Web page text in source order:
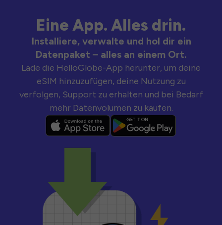
Eine App. Alles drin.
Installiere, verwalte und hol dir ein
Datenpaket – alles an einem Ort.
Lade die HelloGlobe-App herunter, um deine
eSIM hinzuzufügen, deine Nutzung zu
verfolgen, Support zu erhalten und bei Bedarf
mehr Datenvolumen zu kaufen.